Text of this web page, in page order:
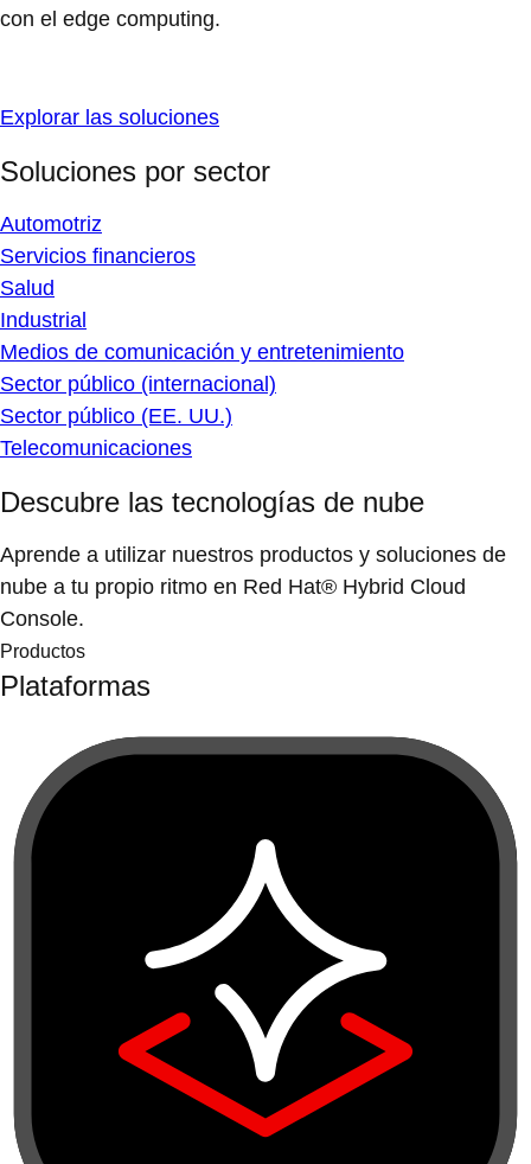
con el edge computing.
Explorar las soluciones
Soluciones por sector
Automotriz
Servicios financieros
Salud
Industrial
Medios de comunicación y entretenimiento
Sector público (internacional)
Sector público (EE. UU.)
Telecomunicaciones
Descubre las tecnologías de nube
Aprende a utilizar nuestros productos y soluciones de
nube a tu propio ritmo en Red Hat® Hybrid Cloud
Console.
Productos
Plataformas